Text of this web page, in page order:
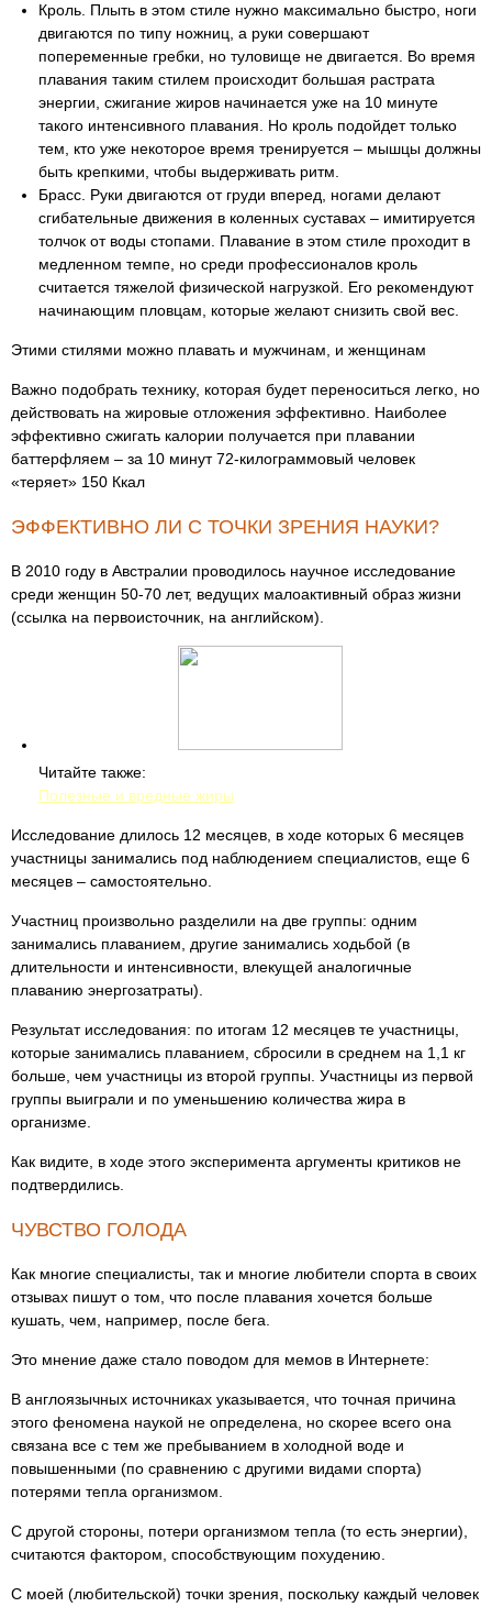
Кроль. Плыть в этом стиле нужно максимально быстро, ноги
двигаются по типу ножниц, а руки совершают
попеременные гребки, но туловище не двигается. Во время
плавания таким стилем происходит большая растрата
энергии, сжигание жиров начинается уже на 10 минуте
такого интенсивного плавания. Но кроль подойдет только
тем, кто уже некоторое время тренируется – мышцы должны
быть крепкими, чтобы выдерживать ритм.
Брасс. Руки двигаются от груди вперед, ногами делают
сгибательные движения в коленных суставах – имитируется
толчок от воды стопами. Плавание в этом стиле проходит в
медленном темпе, но среди профессионалов кроль
считается тяжелой физической нагрузкой. Его рекомендуют
начинающим пловцам, которые желают снизить свой вес.
Этими стилями можно плавать и мужчинам, и женщинам
Важно подобрать технику, которая будет переноситься легко, но
действовать на жировые отложения эффективно. Наиболее
эффективно сжигать калории получается при плавании
баттерфляем – за 10 минут 72-килограммовый человек
«теряет» 150 Ккал
ЭФФЕКТИВНО ЛИ С ТОЧКИ ЗРЕНИЯ НАУКИ?
В 2010 году в Австралии проводилось научное исследование
среди женщин 50-70 лет, ведущих малоактивный образ жизни
(ссылка на первоисточник, на английском).
Читайте также:
Полезные и вредные жиры
Исследование длилось 12 месяцев, в ходе которых 6 месяцев
участницы занимались под наблюдением специалистов, еще 6
месяцев – самостоятельно.
Участниц произвольно разделили на две группы: одним
занимались плаванием, другие занимались ходьбой (в
длительности и интенсивности, влекущей аналогичные
плаванию энергозатраты).
Результат исследования: по итогам 12 месяцев те участницы,
которые занимались плаванием, сбросили в среднем на 1,1 кг
больше, чем участницы из второй группы. Участницы из первой
группы выиграли и по уменьшению количества жира в
организме.
Как видите, в ходе этого эксперимента аргументы критиков не
подтвердились.
ЧУВСТВО ГОЛОДА
Как многие специалисты, так и многие любители спорта в своих
отзывах пишут о том, что после плавания хочется больше
кушать, чем, например, после бега.
Это мнение даже стало поводом для мемов в Интернете:
В англоязычных источниках указывается, что точная причина
этого феномена наукой не определена, но скорее всего она
связана все с тем же пребыванием в холодной воде и
повышенными (по сравнению с другими видами спорта)
потерями тепла организмом.
С другой стороны, потери организмом тепла (то есть энергии),
считаются фактором, способствующим похудению.
С моей (любительской) точки зрения, поскольку каждый человек